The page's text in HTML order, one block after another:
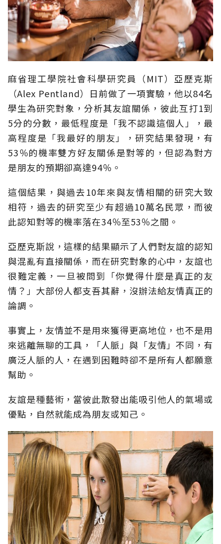
麻省理工學院社會科學研究員（MIT）亞歷克斯
（Alex Pentland）日前做了一項實驗，他以84名
學生為研究對象，分析其友誼關係，彼此互打1到
5分的分數，最低程度是「我不認識這個人」，最
高程度是「我最好的朋友」，研究結果發現，有
53％的機率雙方好友關係是對等的，但認為對方
是朋友的預期卻高達94％。
這個結果，與過去10年來與友情相關的研究大致
相符，過去的研究至少有超過10萬名民眾，而彼
此認知對等的機率落在34％至53％之間。
亞歷克斯說，這樣的結果顯示了人們對友誼的認知
與混亂有直接關係，而在研究對象的心中，友誼也
很難定義，一旦被問到「你覺得什麼是真正的友
情？」大部份人都支吾其辭，沒辦法給友情真正的
論調。
事實上，友情並不是用來獲得更高地位，也不是用
來逃離無聊的工具，「人脈」與「友情」不同，有
廣泛人脈的人，在遇到困難時卻不是所有人都願意
幫助。
友誼是種藝術，當彼此散發出能吸引他人的氣場或
優點，自然就能成為朋友或知己。